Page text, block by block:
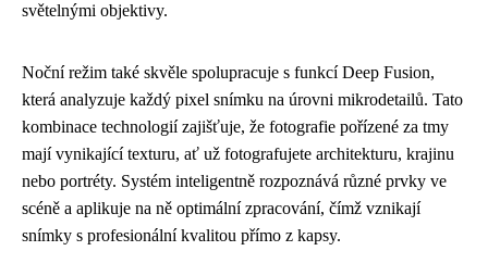
světelnými objektivy.
Noční režim také skvěle spolupracuje s funkcí Deep Fusion,
která analyzuje každý pixel snímku na úrovni mikrodetailů. Tato
kombinace technologií zajišťuje, že fotografie pořízené za tmy
mají vynikající texturu, ať už fotografujete architekturu, krajinu
nebo portréty. Systém inteligentně rozpoznává různé prvky ve
scéně a aplikuje na ně optimální zpracování, čímž vznikají
snímky s profesionální kvalitou přímo z kapsy.